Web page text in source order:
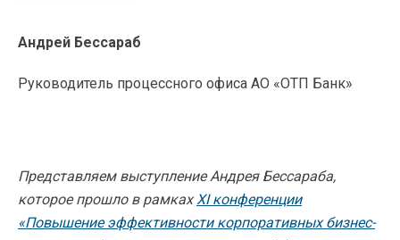
Андрей Бессараб
Руководитель процессного офиса АО «ОТП Банк»
Представляем выступление Андрея Бессараба,
которое прошло в рамкахXI конференции
«Повышение эффективности корпоративных бизнес-